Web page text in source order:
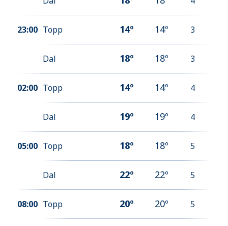
23:00 Topp 14º 14º 3
Dal 18º 18º 3
02:00 Topp 14º 14º 4
Dal 19º 19º 4
05:00 Topp 18º 18º 5
Dal 22º 22º 5
08:00 Topp 20º 20º 5